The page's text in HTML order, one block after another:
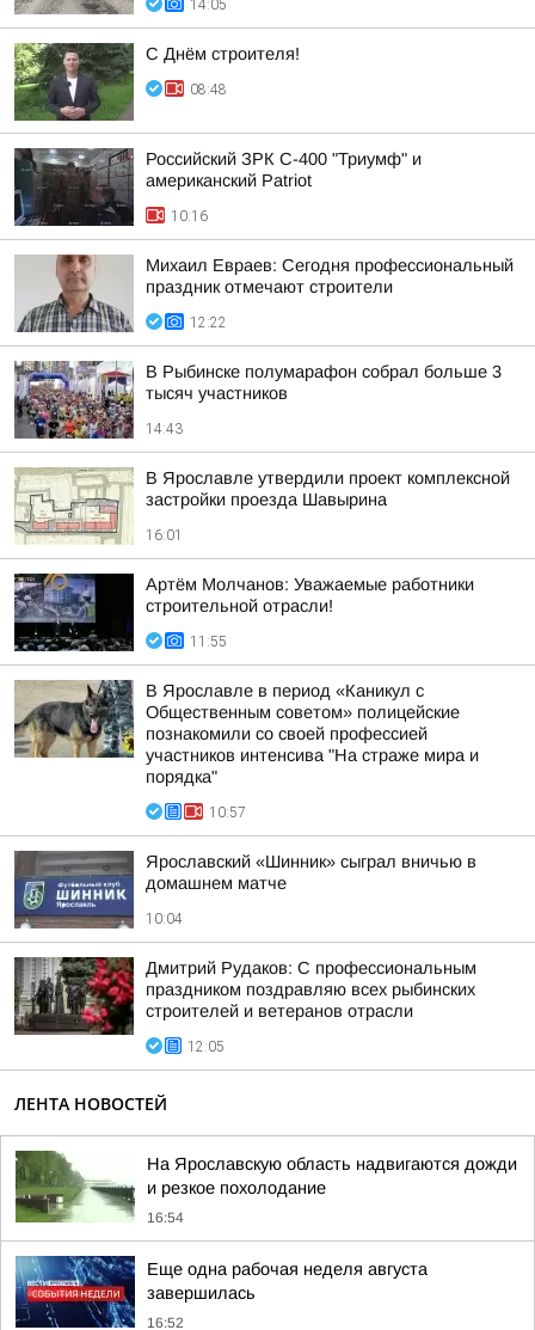
14:05
С Днём строителя!
08:48
Российский ЗРК С-400 "Триумф" и
американский Patriot
10:16
Михаил Евраев: Сегодня профессиональный
праздник отмечают строители
12:22
В Рыбинске полумарафон собрал больше 3
тысяч участников
14:43
В Ярославле утвердили проект комплексной
застройки проезда Шавырина
16:01
Артём Молчанов: Уважаемые работники
строительной отрасли!
11:55
В Ярославле в период «Каникул с
Общественным советом» полицейские
познакомили со своей профессией
участников интенсива "На страже мира и
порядка"
10:57
Ярославский «Шинник» сыграл вничью в
домашнем матче
10:04
Дмитрий Рудаков: С профессиональным
праздником поздравляю всех рыбинских
строителей и ветеранов отрасли
12:05
ЛЕНТА НОВОСТЕЙ
На Ярославскую область надвигаются дожди
и резкое похолодание
16:54
Еще одна рабочая неделя августа
завершилась
16:52